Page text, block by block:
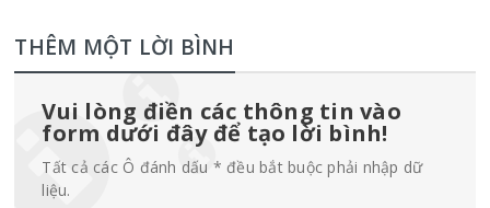
THÊM MỘT LỜI BÌNH
Vui lòng điền các thông tin vào
form dưới đây để tạo lời bình!
Tất cả các Ô đánh dấu * đều bắt buộc phải nhập dữ
liệu.